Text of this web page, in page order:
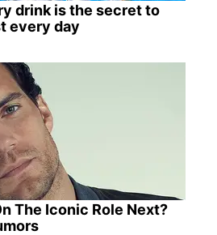
drink is the secret to
every day
The Iconic Role Next?